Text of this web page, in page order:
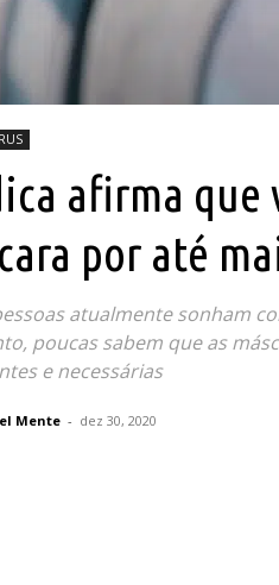
afirma que
por até
atualmente sonham
poucas sabem que as
e necessárias
Mente - dez 30, 2020